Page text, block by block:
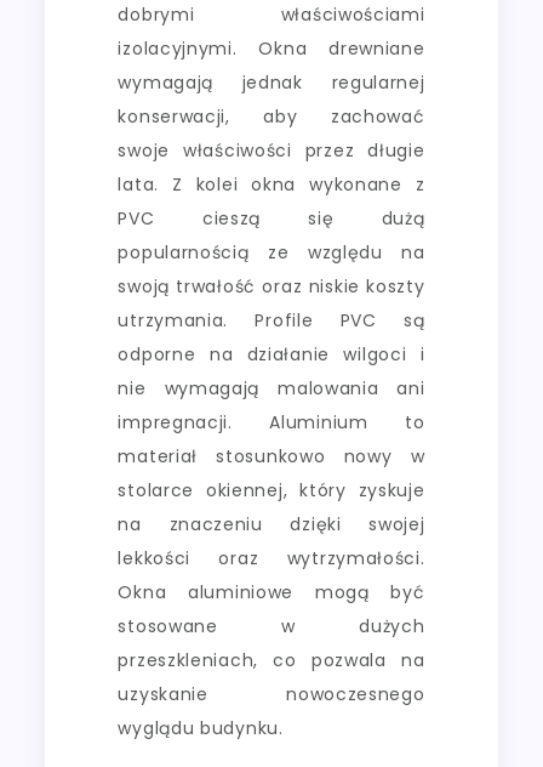
dobrymi właściwościami
izolacyjnymi. Okna drewniane
wymagają jednak regularnej
konserwacji, aby zachować
swoje właściwości przez długie
lata. Z kolei okna wykonane z
PVC cieszą się dużą
popularnością ze względu na
swoją trwałość oraz niskie koszty
utrzymania. Profile PVC są
odporne na działanie wilgoci i
nie wymagają malowania ani
impregnacji. Aluminium to
materiał stosunkowo nowy w
stolarce okiennej, który zyskuje
na znaczeniu dzięki swojej
lekkości oraz wytrzymałości.
Okna aluminiowe mogą być
stosowane w dużych
przeszkleniach, co pozwala na
uzyskanie nowoczesnego
wyglądu budynku.